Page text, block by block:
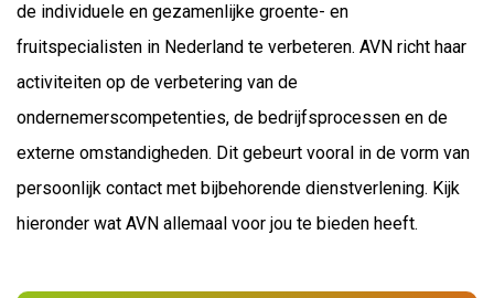
de individuele en gezamenlijke groente- en
fruitspecialisten in Nederland te verbeteren. AVN richt haar
activiteiten op de verbetering van de
ondernemerscompetenties, de bedrijfsprocessen en de
externe omstandigheden. Dit gebeurt vooral in de vorm van
persoonlijk contact met bijbehorende dienstverlening. Kijk
hieronder wat AVN allemaal voor jou te bieden heeft.